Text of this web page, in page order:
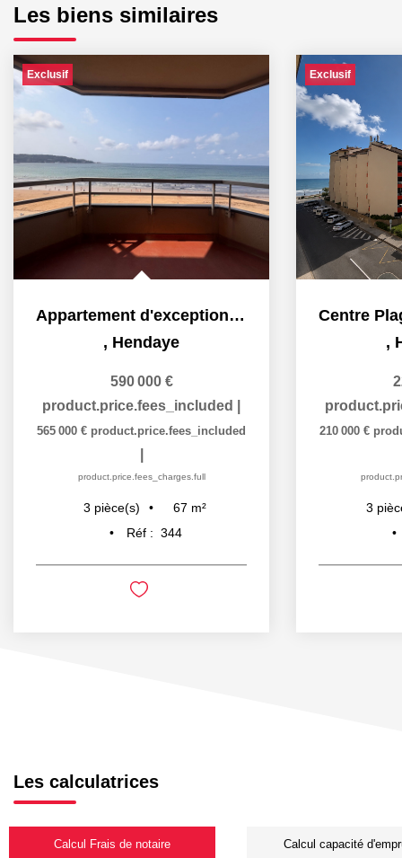
Les biens similaires
Exclusif
Appartement d'exception en front de mer
, Hendaye
590 000 €
product.price.fees_included
565 000 € product.price.fees_included
product.price.fees_charges.full
3 pièce(s) 67 m²
Réf : 344
Exclusif
,
210 000 €
3
Les calculatrices
Calcul Frais de notaire Calcul capacité